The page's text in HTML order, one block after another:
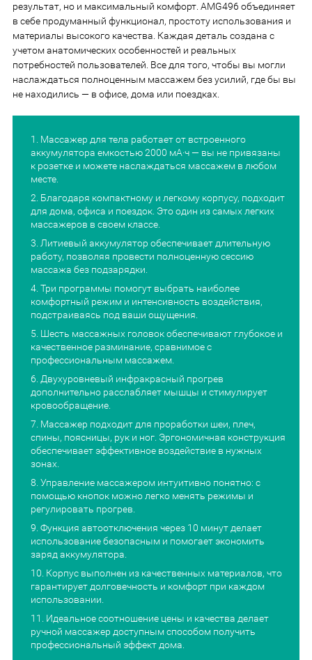
результат, но и максимальный комфорт. AMG496 объединяет
в себе продуманный функционал, простоту использования и
материалы высокого качества. Каждая деталь создана с
учетом анатомических особенностей и реальных
потребностей пользователей. Все для того, чтобы вы могли
наслаждаться полноценным массажем без усилий, где бы вы
не находились — в офисе, дома или поездках.
Массажер для тела работает от встроенного
аккумулятора емкостью 2000 мА·ч — вы не привязаны
к розетке и можете наслаждаться массажем в любом
месте.
Благодаря компактному и легкому корпусу, подходит
для дома, офиса и поездок. Это один из самых легких
массажеров в своем классе.
Литиевый аккумулятор обеспечивает длительную
работу, позволяя провести полноценную сессию
массажа без подзарядки.
Три программы помогут выбрать наиболее
комфортный режим и интенсивность воздействия,
подстраиваясь под ваши ощущения.
Шесть массажных головок обеспечивают глубокое и
качественное разминание, сравнимое с
профессиональным массажем.
Двухуровневый инфракрасный прогрев
дополнительно расслабляет мышцы и стимулирует
кровообращение.
Массажер подходит для проработки шеи, плеч,
спины, поясницы, рук и ног. Эргономичная конструкция
обеспечивает эффективное воздействие в нужных
зонах.
Управление массажером интуитивно понятно: с
помощью кнопок можно легко менять режимы и
регулировать прогрев.
Функция автоотключения через 10 минут делает
использование безопасным и помогает экономить
заряд аккумулятора.
Корпус выполнен из качественных материалов, что
гарантирует долговечность и комфорт при каждом
использовании.
Идеальное соотношение цены и качества делает
ручной массажер доступным способом получить
профессиональный эффект дома.